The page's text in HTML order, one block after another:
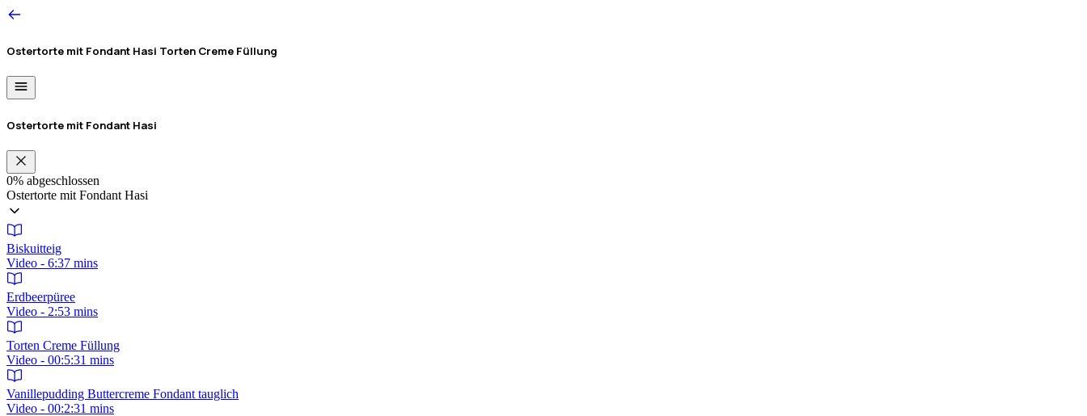
Ostertorte mit Fondant Hasi Torten Creme Füllung
Ostertorte mit Fondant Hasi
0% abgeschlossen
Ostertorte mit Fondant Hasi
Biskuitteig
Video - 6:37 mins
Erdbeerpüree
Video - 2:53 mins
Torten Creme Füllung
Video - 00:5:31 mins
Vanillepudding Buttercreme Fondant tauglich
Video - 00:2:31 mins